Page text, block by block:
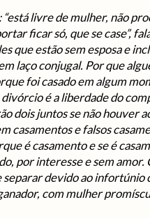
“está livre de mulher, não
ficar só, que se case”,
que estão sem esposa e
laço conjugal. Por que
foi casado em algum
é a liberdade do
dois juntos se não houver
casamentos e falsos
é casamento e se é
por interesse e sem amor.
separar devido ao infortúnio
com mulher